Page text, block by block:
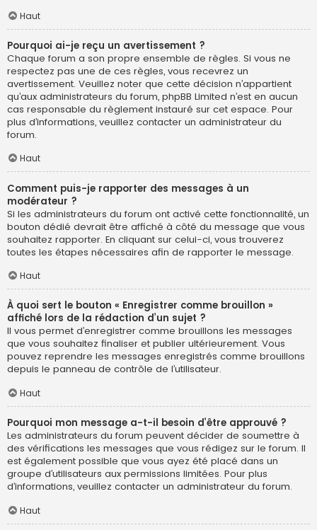
Haut
Pourquoi ai-je reçu un avertissement ?
Chaque forum a son propre ensemble de règles. Si vous ne
respectez pas une de ces règles, vous recevrez un
avertissement. Veuillez noter que cette décision n’appartient
qu’aux administrateurs du forum, phpBB Limited n’est en aucun
cas responsable du règlement instauré sur cet espace. Pour
plus d’informations, veuillez contacter un administrateur du
forum.
Haut
Comment puis-je rapporter des messages à un
modérateur ?
Si les administrateurs du forum ont activé cette fonctionnalité, un
bouton dédié devrait être affiché à côté du message que vous
souhaitez rapporter. En cliquant sur celui-ci, vous trouverez
toutes les étapes nécessaires afin de rapporter le message.
Haut
À quoi sert le bouton « Enregistrer comme brouillon »
affiché lors de la rédaction d’un sujet ?
Il vous permet d’enregistrer comme brouillons les messages
que vous souhaitez finaliser et publier ultérieurement. Vous
pouvez reprendre les messages enregistrés comme brouillons
depuis le panneau de contrôle de l’utilisateur.
Haut
Pourquoi mon message a-t-il besoin d’être approuvé ?
Les administrateurs du forum peuvent décider de soumettre à
des vérifications les messages que vous rédigez sur le forum. Il
est également possible que vous ayez été placé dans un
groupe d’utilisateurs aux permissions limitées. Pour plus
d’informations, veuillez contacter un administrateur du forum.
Haut